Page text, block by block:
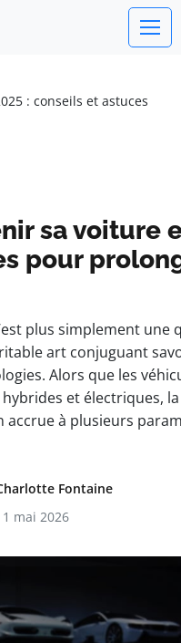
: conseils et astuces
sa voiture
pour
plus simplement une
art conjuguant
Alors que les
et électriques,
à plusieurs
Fontaine
1 mai 2026